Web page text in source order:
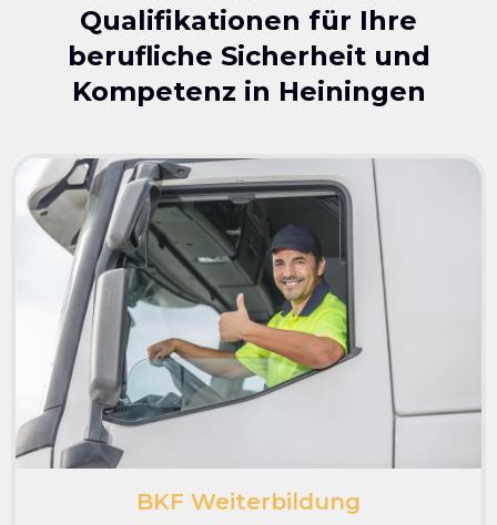
Qualifikationen für Ihre
berufliche Sicherheit und
Kompetenz in Heiningen
BKF Weiterbildung